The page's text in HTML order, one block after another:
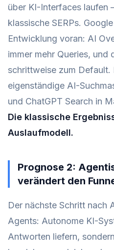
über KI-Interfaces laufen
klassische SERPs.
Entwicklung voran: AI
immer mehr Queries, und
schrittweise zum Default.
eigenständige AI-
und ChatGPT Search in
Die klassische
Auslaufmodell.
Prognose 2:
verändert den
Der nächste Schritt nach
Agents: Autonome KI-
Antworten liefern,